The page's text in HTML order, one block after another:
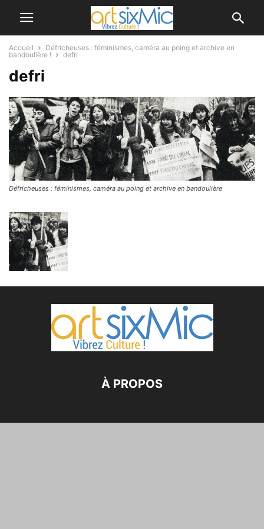
Accueil
Défricheuses : féminismes, caméra au poing et archive en
bandoulière !
defri
defri
Défricheuses : féminismes, caméra au poing et archive en bandoulière
À PROPOS